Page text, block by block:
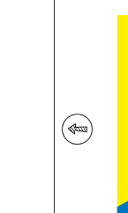
前の画像